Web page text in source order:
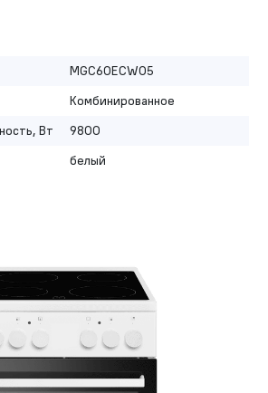
MGC60ECW05
Комбинированное
Вт
9800
белый